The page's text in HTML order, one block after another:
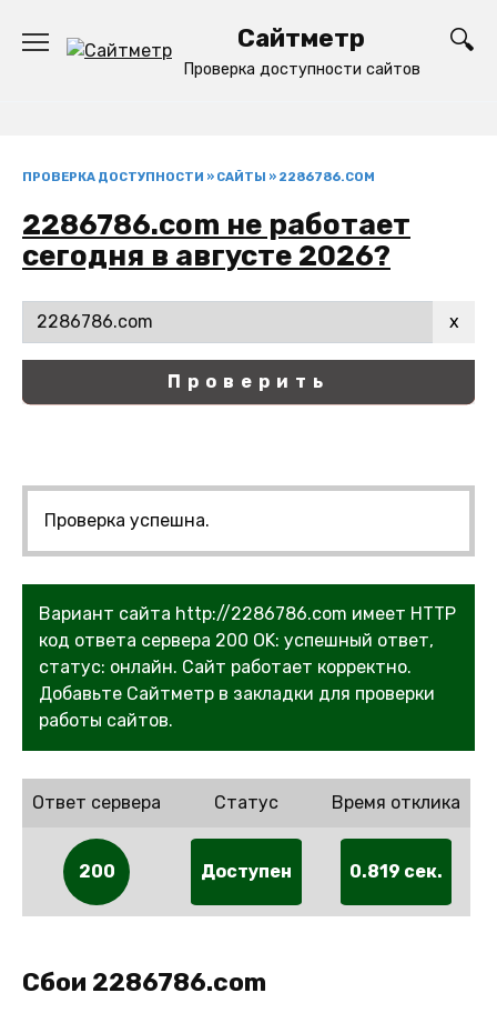
содержанию
Сайтметр
Проверка доступности сайтов
ПРОВЕРКА ДОСТУПНОСТИ » САЙТЫ » 2286786.COM
2286786.com не работает
сегодня в августе 2026?
x
Проверить
Проверка успешна.
Вариант сайта http://2286786.com имеет HTTP
код ответа сервера 200 OK: успешный ответ,
статус: онлайн. Сайт работает корректно.
Добавьте Сайтметр в закладки для проверки
работы сайтов.
Ответ сервера
200
Статус
Доступен
Время отклика
0.819 сек.
Сбои 2286786.com